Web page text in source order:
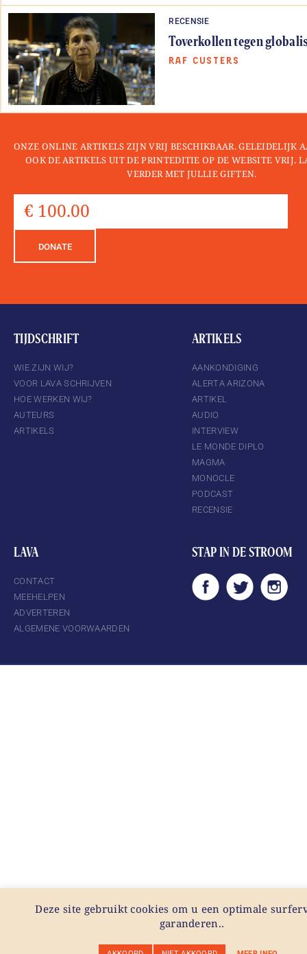
RECENSIE
Toverkollen tegen
RAF CUSTERS
ONZE ONLINE ARTIKELS ZIJN VRIJ BESCHIKBAAR. GELEIDELIJK
OOK DE ARTIKELS UIT DE PRINTEDITIE OP DE WEBSITE VRIJ.
VERDER MET JULLIE GIFTEN.
DONATE
TIJDSCHRIFT
WIE ZIJN WIJ?
VOOR LAVA SCHRIJVEN
HOE WERKEN WIJ?
AUTEURS
ARTIKELS
ARTIKELS
AANKONDIGING
ALERTA ARIZONA
ARTIKEL
AUDIO
INTERVIEW
LE MONDE DIPLO
MAGMA
MONOCLE
PODCAST
RECENSIE
LAVA
CONTACT
MEEHELPEN
ADVERTEREN
ALGEMENE VOORWAARDEN
STAP IN DE STROOM
Deze site gebruikt cookies om u een optimale
garanderen..